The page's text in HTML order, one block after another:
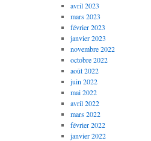
avril 2023
mars 2023
février 2023
janvier 2023
novembre 2022
octobre 2022
août 2022
juin 2022
mai 2022
avril 2022
mars 2022
février 2022
janvier 2022